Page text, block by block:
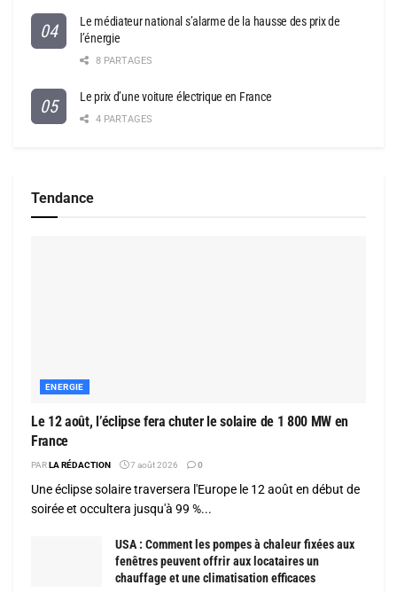
Le médiateur national s’alarme de la hausse des prix de
l’énergie
8 PARTAGES
Le prix d’une voiture électrique en France
4 PARTAGES
Tendance
ENERGIE
Le 12 août, l’éclipse fera chuter le solaire de 1 800 MW en
France
PARLA RÉDACTION 7 août 2026 0
Une éclipse solaire traversera l'Europe le 12 août en début de
soirée et occultera jusqu'à 99 %...
USA : Comment les pompes à chaleur fixées aux
fenêtres peuvent offrir aux locataires un
chauffage et une climatisation efficaces